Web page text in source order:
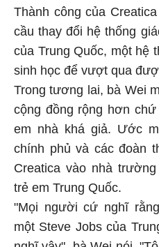
Thành công của
cầu thay đổi hệ thống
của Trung Quốc, một hệ
sinh học để vượt qua
Trong tương lai, bà Wei
cộng đồng rộng hơn
em nhà khá giả. Ước
chính phủ và các đoàn
Creatica vào nhà
trẻ em Trung Quốc.
"Mọi người cứ nghĩ
một Steve Jobs của